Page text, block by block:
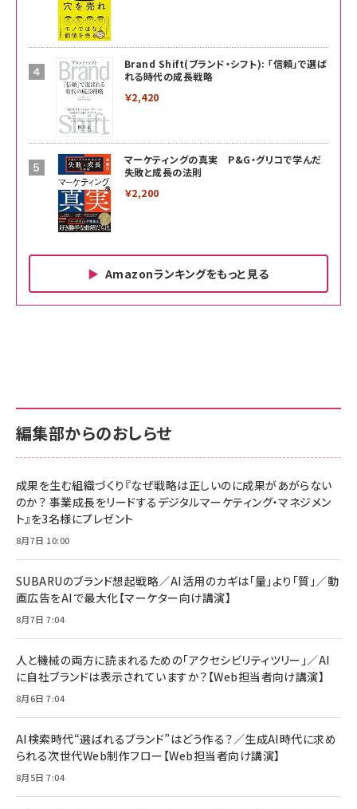
Brand Shift(ブランド・シフト): 「信頼」で選ば
れる時代の成長戦略
￥2,420
マーケティングの真実 P&G・グリコで学んだ
失敗と成長の法則
￥2,200
Amazonランキングをもっと見る
￥880
anan(アンアン)2026/06/24号 No.2500増刊
スペシャルエディション[王道エンタメの矜持／
￥1,100
anan(アンアン)2026/07/08号 No.2502[2026
￥880
ママ投資家が育休中に１億貯めた株式投資
組織の成果を最大化する ルールのデザイン
￥1,980
Amazonランキングをもっと見る
サポート正規品 メーカー保証5年 KLMEA128G
NIMASO ガラスフィルム iPhone 17 用 保護フィ
すい ガイド枠付き いPhone17 (6.3インチ) 対応
2枚セット DSP25F1698
￥1,599
￥6,980
全ワイヤレスイヤホン/アクティブノイズキャンセリ
技術基準適合】ブラック
￥5,990
ケーブル Anker絡まないケーブル 240W 結束バン
ド付き USB PD対応 シリコン素材採用 iPhone
17 / 16 / 15 / Galaxy iPad Pro MacBook
Pro/Air 各種対応 (1.8m ミッドナイトブラック)
￥1,890
サポート正規品 メーカー保証5年 KLMEA128G
Amazon eギフトカード - Amazonロゴ - クラ
￥5,000
Anker PowerLine III Flow USB-C & USB-C
Pro/Air 各種対応 (1.8m ミッドナイトブラック)
￥1,890
サッポロ 生ビール 黒ラベル 350ml 缶 24本 ビー
ル ケース買い【6/30応募〆切! 黒ラベルビヤセラー
￥4,857
編集部からのおしらせ
成果を生む組織づくり『なぜ戦略は正しいのに成果があがらない
のか？ 事業成長をリードするデジタルマーケティング・マネジメン
ト』を3名様にプレゼント
8月7日 10:00
SUBARUのブランド想起戦略／AI活用のカギは「量」より「質」／動
画広告をAIで最大化【マーケター向け講演】
8月7日 7:04
人と機械の両方に読まれるための「アクセシビリティツリー」／AI
に自社ブランドは表示されていますか？【Web担当者向け講演】
8月6日 7:04
AI検索時代“選ばれるブランド”はどう作る？／生成AI時代に求め
られる次世代Web制作フロー【Web担当者向け講演】
8月5日 7:04